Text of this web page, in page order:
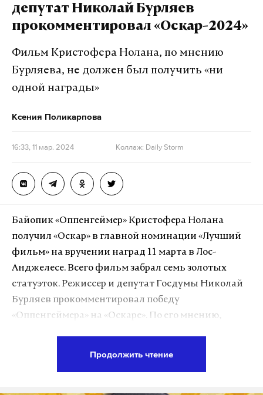
депутат Николай Бурляев
прокомментировал «Оскар-2024»
Фильм Кристофера Нолана, по мнению
Бурляева, не должен был получить «ни
одной награды»
Ксения Поликарпова
16:33, 11 мар. 2024 Коллаж: Daily Storm
Байопик «Оппенгеймер» Кристофера Нолана
получил «Оскар» в главной номинации «Лучший
фильм» на вручении наград 11 марта в Лос-
Анджелесе. Всего фильм забрал семь золотых
статуэток. Режиссер и депутат Госдумы Николай
Бурляев прокомментировал победу
«Оппенгеймера» на «Оскаре». По его мнению,
Продолжить чтение